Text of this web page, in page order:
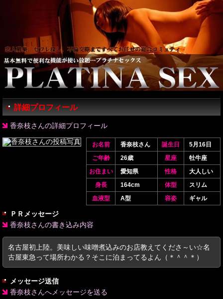
詳細プロフィール
香奈枝さんの詳細プロフィール
お名前 香奈枝さん 誕生日
5月16日
ご年齢
26歳 星座
牡牛座
お住まい
愛知県 性格
大人しい
身長
164cm 体型
スリム
血液型
A型 容姿 ギャル
ＰＲメッセージ
香奈枝さんの書き込み内容
名古屋初上陸。美味しい味噌煮込みのお店教えてくださ～い☆名
古屋東急って場所わかる？そこに泊まってるよん（＊＾＾＊）
メッセージ送信
香奈枝さんへメッセージを送る